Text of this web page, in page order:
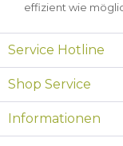
effizient wie
Service Hotline
Shop Service
Informationen